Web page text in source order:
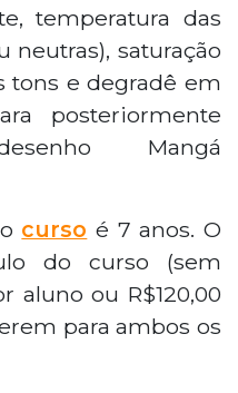
temperatura das
neutras), saturação
tons e degradê em
posteriormente
Mangá
curso é 7 anos. O
do curso (sem
aluno ou R$120,00
para ambos os